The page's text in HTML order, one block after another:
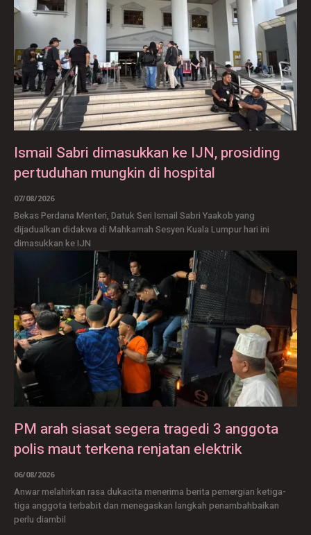
Ismail Sabri dimasukkan ke IJN, prosiding
pertuduhan mungkin di hospital
07/08/2026
Bekas Perdana Menteri, Datuk Seri Ismail Sabri Yaakob yang
dijadualkan didakwa di Mahkamah Sesyen Kuala Lumpur hari ini
dimasukkan ke IJN
PM arah siasat segera tragedi 3 anggota
polis maut terkena renjatan elektrik
06/08/2026
Anwar melahirkan rasa dukacita menerima berita pemergian ketiga-
tiga anggota terbabit dan menegaskan langkah penambahbaikan
perlu diambil